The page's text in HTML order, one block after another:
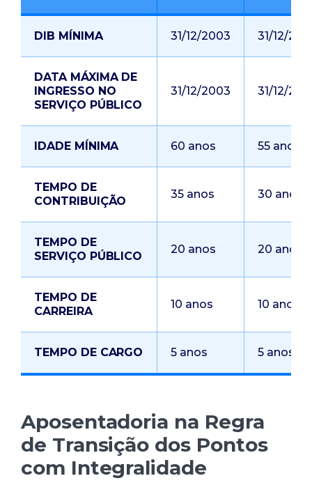
DIB MÍNIMA 31/12/2003 31/12/
DATA MÁXIMA DE
INGRESSO NO
SERVIÇO PÚBLICO
31/12/2003 31/12/
IDADE MÍNIMA 60 anos 55 anos
TEMPO DE
CONTRIBUIÇÃO
35 anos 30 anos
TEMPO DE
SERVIÇO PÚBLICO
20 anos 20 anos
TEMPO DE
CARREIRA
10 anos 10 anos
TEMPO DE CARGO 5 anos 5 anos
Aposentadoria na Regra
de Transição dos Pontos
com Integralidade